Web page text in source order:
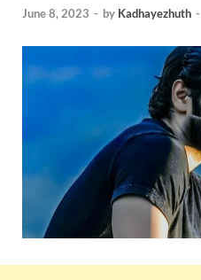
June 8, 2023 - by Kadhayezhuth -